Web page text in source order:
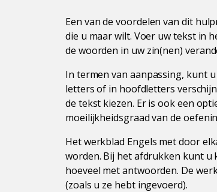
Een van de voordelen van dit
die u maar wilt. Voer uw tekst in
de woorden in uw zin(nen)
In termen van aanpassing, kunt
letters of in hoofdletters
de tekst kiezen. Er is ook een
moeilijkheidsgraad van de
Het werkblad Engels met door
worden. Bij het afdrukken kunt u
hoeveel met antwoorden. De
(zoals u ze hebt ingevoerd).